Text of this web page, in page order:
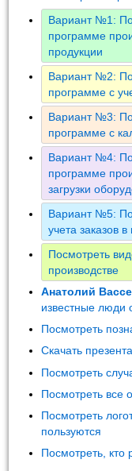
Вариант №1:
программе
продукции
Вариант №2:
программе с
Вариант №3:
программе с
Вариант №4:
программе
загрузки
Вариант №5:
учета заказов
Посмотреть
производстве
Анатолий
известные
Посмотреть
Скачать
Посмотреть
Посмотреть все
Посмотреть
пользуются
Посмотреть, кто